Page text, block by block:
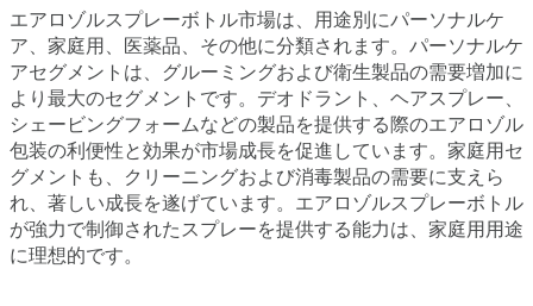
エアロゾルスプレーボトル市場は、用途別にパーソナルケ
ア、家庭用、医薬品、その他に分類されます。パーソナルケ
アセグメントは、グルーミングおよび衛生製品の需要増加に
より最大のセグメントです。デオドラント、ヘアスプレー、
シェービングフォームなどの製品を提供する際のエアロゾル
包装の利便性と効果が市場成長を促進しています。家庭用セ
グメントも、クリーニングおよび消毒製品の需要に支えら
れ、著しい成長を遂げています。エアロゾルスプレーボトル
が強力で制御されたスプレーを提供する能力は、家庭用用途
に理想的です。